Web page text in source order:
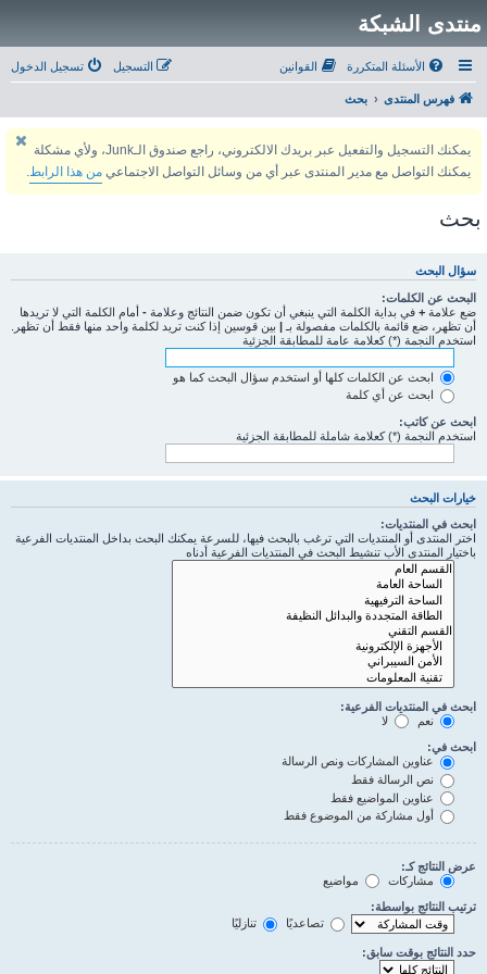
منتدى الشبكة
الأسئلة المتكررة القوانين تسجيل الدخول التسجيل
فهرس المنتدى بحث
يمكنك التسجيل والتفعيل عبر بريدك الالكتروني، راجع صندوق الـJunk، ولأي مشكلة
يمكنك التواصل مع مدير المنتدى عبر أي من وسائل التواصل الاجتماعي من هذا الرابط.
بحث
سؤال البحث
البحث عن الكلمات:
ضع علامة + في بداية الكلمة التي ينبغي أن تكون ضمن النتائج وعلامة - أمام الكلمة التي لا تريدها
أن تظهر، ضع قائمة بالكلمات مفصولة بـ | بين قوسين إذا كنت تريد لكلمة واحد منها فقط أن تظهر.
استخدم النجمة (*) كعلامة عامة للمطابقة الجزئية
ابحث عن الكلمات كلها أو استخدم سؤال البحث كما هو
ابحث عن أي كلمة
ابحث عن كاتب:
استخدم النجمة (*) كعلامة شاملة للمطابقة الجزئية
خيارات البحث
ابحث في المنتديات:
اختر المنتدى أو المنتديات التي ترغب بالبحث فيها، للسرعة يمكنك البحث بداخل المنتديات الفرعية
باختيار المنتدى الأب تنشيط البحث في المنتديات الفرعية أدناه
ابحث في المنتديات الفرعية:
نعم
لا
ابحث في:
عناوين المشاركات ونص الرسالة
نص الرسالة فقط
عناوين المواضيع فقط
أول مشاركة من الموضوع فقط
عرض النتائج كـ:
مشاركات
مواضيع
ترتيب النتائج بواسطة:
تصاعديًا
تنازليًا
حدد النتائج بوقت سابق: